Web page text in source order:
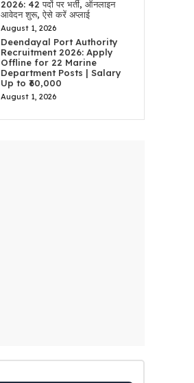
2026: 42 पदों पर भर्ती, ऑनलाइन
आवेदन शुरू, ऐसे करें अप्लाई
August 1, 2026
Deendayal Port Authority
Recruitment 2026: Apply
Offline for 22 Marine
Department Posts | Salary
Up to ₹60,000
August 1, 2026